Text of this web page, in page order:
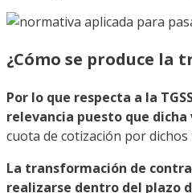
¿Cómo se produce la
Por lo que respecta a la
relevancia puesto que
cuota de cotización por
La transformación de
realizarse dentro del plazo